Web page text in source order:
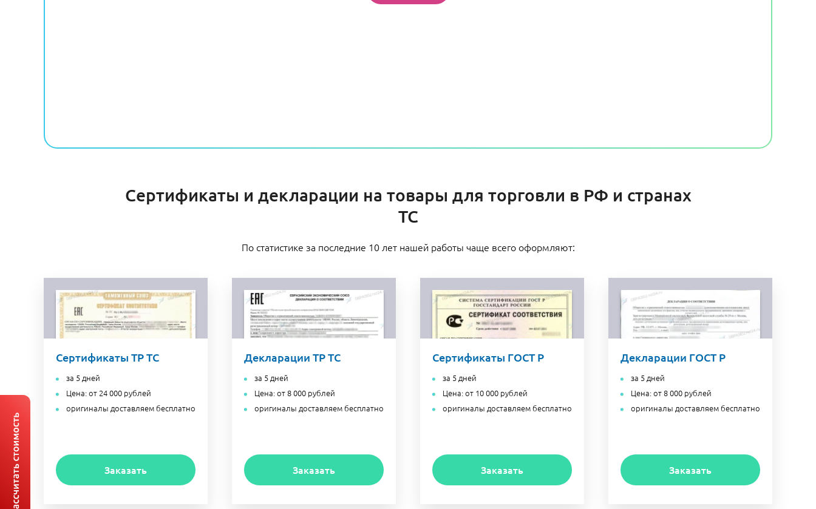
Сертификаты и декларации на товары для торговли в РФ и странах
ТС
По статистике за последние 10 лет нашей работы чаще всего оформляют:
Сертификаты ТР ТС
за 5 дней
Цена: от 24 000 рублей
оригиналы доставляем бесплатно
Заказать
Декларации ТР ТС
за 5 дней
Цена: от 8 000 рублей
оригиналы доставляем бесплатно
Заказать
Сертификаты ГОСТ Р
за 5 дней
Цена: от 10 000 рублей
оригиналы доставляем бесплатно
Заказать
Декларации ГОСТ Р
за 5 дней
Цена: от 8 000 рублей
оригиналы доставляем бесплатно
Заказать